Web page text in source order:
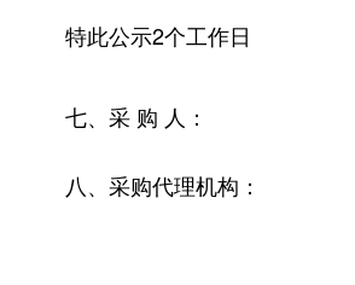
特此公示2个工作日
七、采 购 人：
八、采购代理机构：